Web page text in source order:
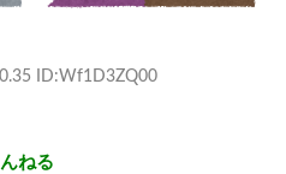
ID:Wf1D3ZQ00
ねる